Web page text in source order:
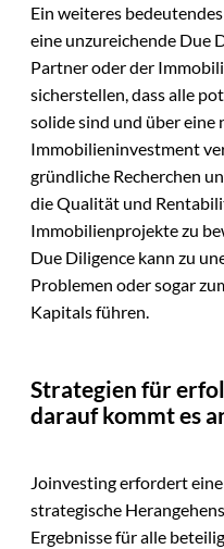
Ein weiteres
eine unzureichende Due
Partner oder der
sicherstellen, dass alle
solide sind und über eine
Immobilieninvestment
gründliche Recherchen
die Qualität und
Immobilienprojekte zu
Due Diligence kann zu
Problemen oder sogar
Kapitals führen.
Strategien für
darauf kommt es
Joinvesting erfordert
strategische
Ergebnisse für alle